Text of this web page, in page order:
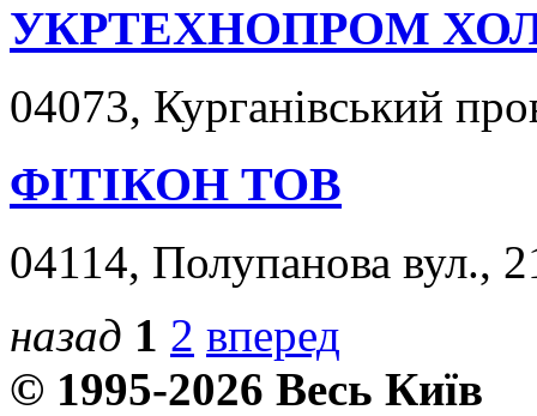
УКРТЕХНОПРОМ
04073, Курганівський
ФІТІКОН ТОВ
04114, Полупанова вул.,
назад 1 2 вперед
© 1995-2026 Весь Київ